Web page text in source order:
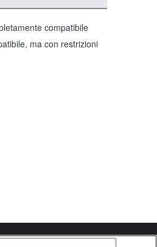
compatibile
ma con restrizioni